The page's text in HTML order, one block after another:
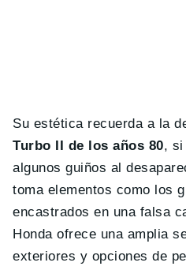
Su estética recuerda a la
Turbo II de los años 80, si
algunos guiños al
toma elementos como los
encastrados en una falsa
Honda ofrece una amplia
exteriores y opciones de